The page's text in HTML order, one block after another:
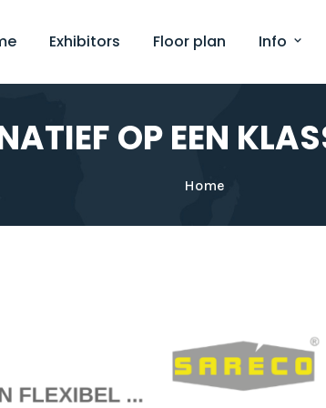
Exhibitors Floor plan Info
OP EEN
Home